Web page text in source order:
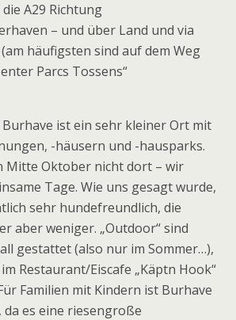
A29 Richtung
– und über Land und via
häufigsten sind auf dem Weg
Parcs Tossens“
Burhave ist ein sehr kleiner Ort mit
-häusern und -hausparks.
Mitte Oktober nicht dort – wir
Tage. Wie uns gesagt wurde,
sehr hundefreundlich, die
aber weniger. „Outdoor“ sind
gestattet (also nur im Sommer…),
Restaurant/Eiscafe „Käptn Hook“
Familien mit Kindern ist Burhave
es eine riesengroße